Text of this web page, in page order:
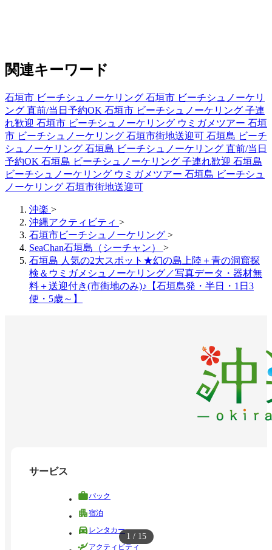
1 / 15
関連キーワード
石垣市 ビーチシュノーケリング 石垣市 ビーチシュノーケリ
ング 直前/当日予約OK 石垣市 ビーチシュノーケリング 子連
れ歓迎 石垣市 ビーチシュノーケリング ウミガメツアー 石垣
市 ビーチシュノーケリング 石垣市街地送迎可 石垣島 ビーチ
シュノーケリング 石垣島 ビーチシュノーケリング 直前/当日
予約OK 石垣島 ビーチシュノーケリング 子連れ歓迎 石垣島
ビーチシュノーケリング ウミガメツアー 石垣島 ビーチシュ
ノーケリング 石垣市街地送迎可
沖楽 >
沖縄アクティビティ >
石垣市ビーチシュノーケリング >
SeaChan石垣島（シーチャン） >
石垣島 人気の2大スポット★幻の島上陸＋青の洞窟探
検＆ウミガメシュノーケリング／写真データ・器材無
料＋送迎付き(市街地のみ)♪【石垣島発・半日・1日3
便・5歳～】
サービス
パック
宿泊
レンタカー
アクティビティ